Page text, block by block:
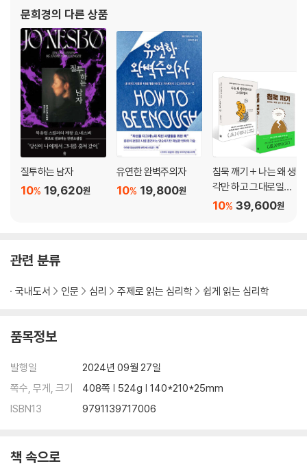
성격: 우리는 어떻게 우리가 되는가?
사랑: 진심으로 들어주기
지능 이론: 생각에 대한 생각
리더십 이론: 리더가 되려면 무엇이 필요한가?
귀인 이론: 우리가 하는 모든 일에 의미 부여하기
집단에 관한 기초 이론: 사람들이 모이면 무슨 일이 생기는가
데이비드 콜브의 학습 유형: 경험을 통한 학습
성격 장애: 행동이 잘못된 방향으로 나아갈 때
해리성 장애: 갑자기 단절되는 사람들
불안 장애: 긴장 그 이상의 상태
기분 장애: 감정이 격해질 때
신체형 장애: 고통은 느끼지만 이유는 알 수 없는 상태
선한 사마리아인 실험: 도움을 이해하기
마법의 숫자 7, 플러스 또는 마이너스 2: 기억의 한계
이미지 출처
문희경의 다른 상품
질투하는 남자
19,620원
10%
유연한 완벽주의자
19,800원
10%
침묵 깨기 + 나는 왜 생
각만 하고 그대로일까
세트 39,600원
10%
관련 분류
국내도서 인문 심리 주제로 읽는 심리학 쉽게 읽는 심리학
품목정보
발행일
2024년 09월 27일
쪽수, 무게, 크기
408쪽 | 524g | 140*210*25mm
ISBN13
9791139717006
책 속으로